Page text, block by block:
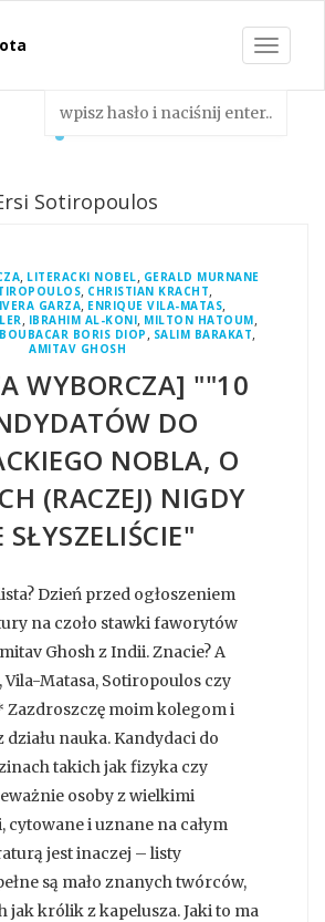
Toggle
Sotiropoulos
, LITERACKI NOBEL, GERALD MURNANE
, CHRISTIAN KRACHT,
GARZA, ENRIQUE VILA-MATAS,
, IBRAHIM AL-KONI, MILTON HATOUM,
BOUBACAR BORIS DIOP , SALIM BARAKAT,
AMITAV GHOSH
WYBORCZA] ""10
DO
NOBLA, O
(RACZEJ) NIGDY
SŁYSZELIŚCIE"
Dzień przed ogłoszeniem
na czoło stawki faworytów
Ghosh z Indii. Znacie? A
Matasa, Sotiropoulos czy
Zazdroszczę moim kolegom i
nauka. Kandydaci do
takich jak fizyka czy
osoby z wielkimi
cytowane i uznane na całym
jest inaczej – listy
są mało znanych twórców,
jak królik z kapelusza. Jaki to ma